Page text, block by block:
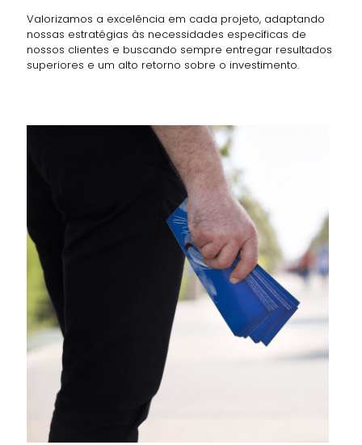
Valorizamos a excelência em cada projeto, adaptando
nossas estratégias às necessidades específicas de
nossos clientes e buscando sempre entregar resultados
superiores e um alto retorno sobre o investimento.